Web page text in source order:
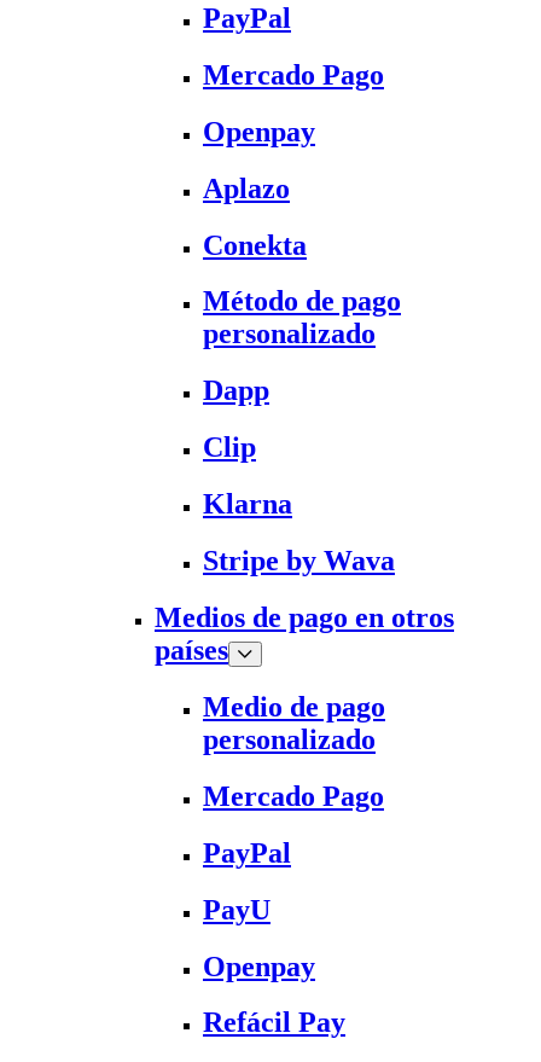
PayPal
Mercado Pago
Openpay
Aplazo
Conekta
Método de pago
personalizado
Dapp
Clip
Klarna
Stripe by Wava
Medios de pago en otros
países
Medio de pago
personalizado
Mercado Pago
PayPal
PayU
Openpay
Refácil Pay